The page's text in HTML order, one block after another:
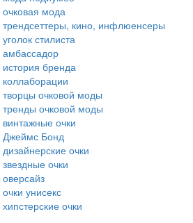
очковая мода
трендсеттеры, кино, инфлюенсеры
уголок стилиста
амбассадор
история бренда
коллаборации
творцы очковой моды
тренды очковой моды
винтажные очки
Джеймс Бонд
дизайнерские очки
звездные очки
оверсайз
очки унисекс
хипстерские очки